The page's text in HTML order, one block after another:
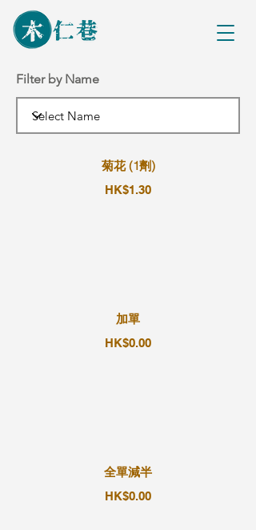
Filter by Name
菊花 (1劑)
HK$1.30
加單
HK$0.00
全單減半
HK$0.00